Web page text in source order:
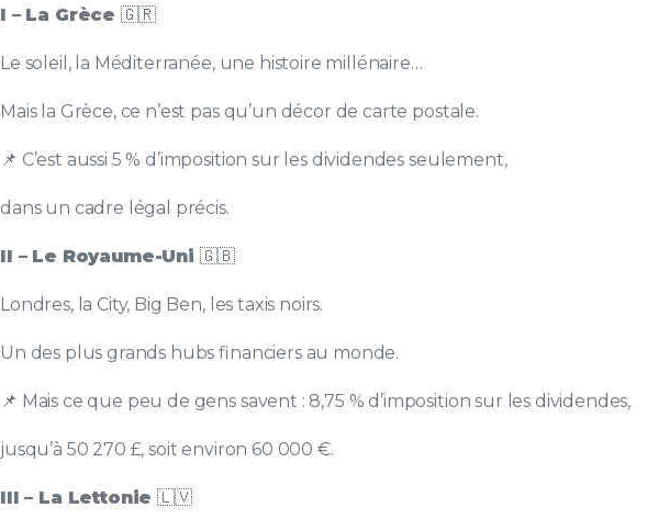
I – La Grèce 🇬🇷
Le soleil, la Méditerranée, une histoire millénaire…
Mais la Grèce, ce n’est pas qu’un décor de carte postale.
📌 C’est aussi 5 % d’imposition sur les dividendes seulement,
dans un cadre légal précis.
II – Le Royaume-Uni 🇬🇧
Londres, la City, Big Ben, les taxis noirs.
Un des plus grands hubs financiers au monde.
📌 Mais ce que peu de gens savent : 8,75 % d’imposition sur les dividendes,
jusqu’à 50 270 £, soit environ 60 000 €.
III – La Lettonie🇱🇻